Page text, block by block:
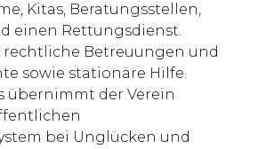
Kitas, Beratungsstellen,
einen Rettungsdienst.
Betreuungen und
sowie stationäre Hilfe.
übernimmt der Verein
bei Unglücken und